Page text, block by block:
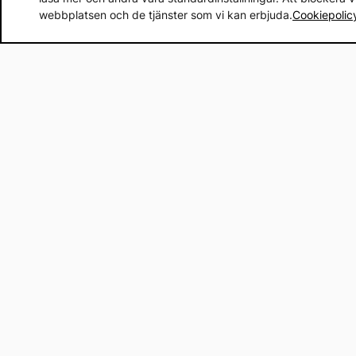
webbplatsen och de tjänster som vi kan erbjuda.